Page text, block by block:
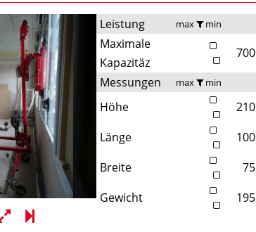
Leistung max min
Maximale
Kapazitäz
700
Messungen
max min
Höhe 210
Länge
100
Breite
75
Gewicht
195